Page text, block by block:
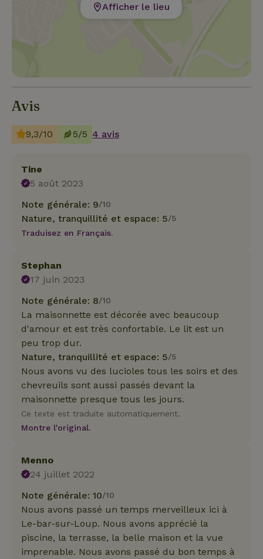
Afficher le lieu
Avis
9,3/10 5/5 4 avis
Tine
5 août 2023
Note générale: 9/10
Nature, tranquillité et espace: 5/5
Traduisez en Français.
Stephan
17 juin 2023
Note générale: 8/10
La maisonnette est décorée avec beaucoup
d'amour et est très confortable. Le lit est un
peu trop dur.
Nature, tranquillité et espace: 5/5
Nous avons vu des lucioles tous les soirs et des
chevreuils sont aussi passés devant la
maisonnette presque tous les jours.
Ce texte est traduite automatiquement.
Montre l'original.
Menno
24 juillet 2022
Note générale: 10/10
Nous avons passé un temps merveilleux ici à
Le-bar-sur-Loup. Nous avons apprécié la
piscine, la terrasse, la belle maison et la vue
imprenable. Nous avons passé du bon temps à